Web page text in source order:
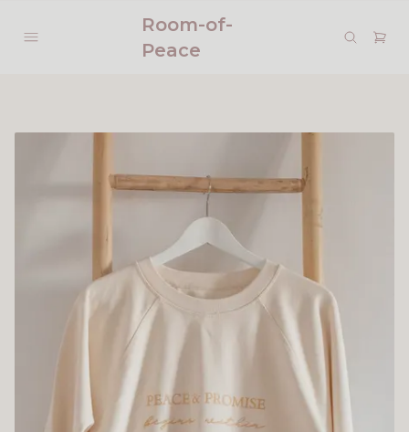
Room-of-
Peace